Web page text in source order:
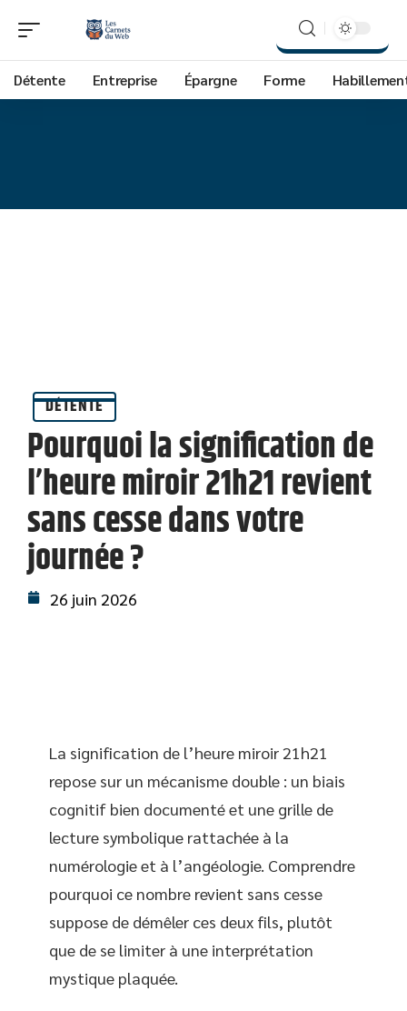
Détente Entreprise Épargne Forme
DÉTENTE
Pourquoi la signification de
l’heure miroir 21h21 revient
sans cesse dans votre
journée ?
26 juin 2026
La signification de l’heure miroir 21h21
repose sur un mécanisme double : un biais
cognitif bien documenté et une grille de
lecture symbolique rattachée à la
numérologie et à l’angéologie. Comprendre
pourquoi ce nombre revient sans cesse
suppose de démêler ces deux fils, plutôt
que de se limiter à une interprétation
mystique plaquée.